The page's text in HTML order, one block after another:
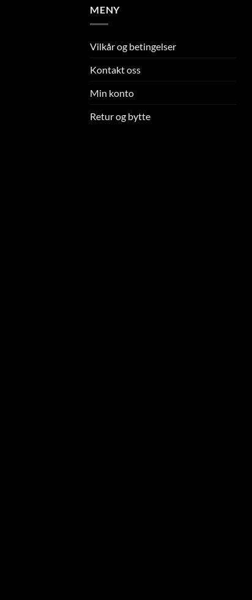
MENY
Vilkår og betingelser
Kontakt oss
Min konto
Retur og bytte